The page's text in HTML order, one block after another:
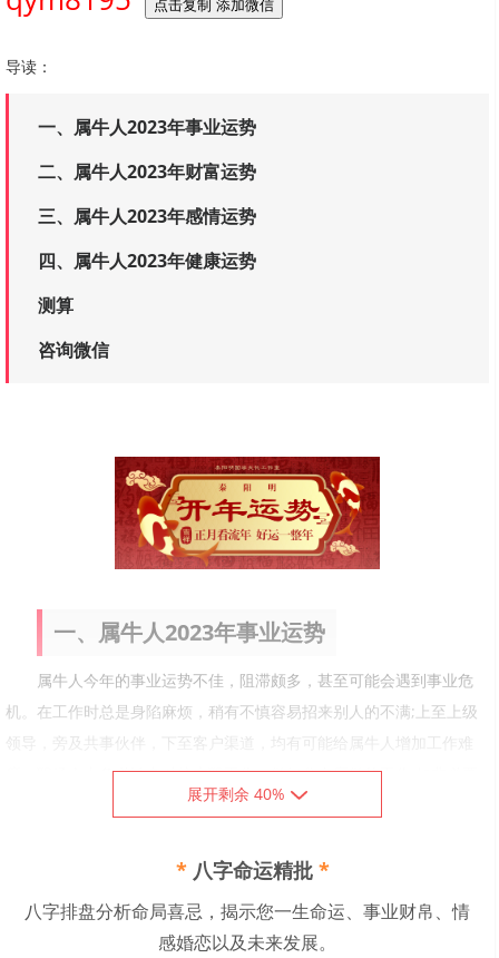
点击复制 添加微信
导读：
一、属牛人2023年事业运势
二、属牛人2023年财富运势
三、属牛人2023年感情运势
四、属牛人2023年健康运势
测算
咨询微信
一、属牛人2023年事业运势
属牛人今年的事业运势不佳，阻滞颇多，甚至可能会遇到事业危
机。在工作时总是身陷麻烦，稍有不慎容易招来别人的不满;上至上级
领导，旁及共事伙伴，下至客户渠道，均有可能给属牛人增加工作难
度。职场人士务必认真对待本职工作，做好分内应做的工作;如非必要
本年度不建议选择跳槽换工作。经商人士需更用心经营，积极开拓新
总体而言，属牛人今年做事宜循规蹈矩，以免出现偏差;在待人接
物时也需特别注意态度和措辞，不轻易得罪他人，以免产生误会影响
展开剩余 40%
*八字命运精批 *
八字排盘分析命局喜忌，揭示您一生命运、事业财帛、情
感婚恋以及未来发展。